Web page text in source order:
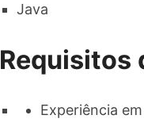
Java
Requisitos
Experiência